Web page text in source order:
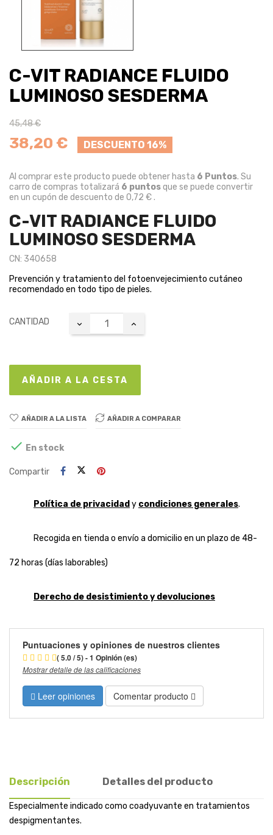
C-VIT RADIANCE FLUIDO
LUMINOSO SESDERMA
45,48 €
38,20 € DESCUENTO 16%
Al comprar este producto puede obtener hasta 6 Puntos. Su
carro de compras totalizará 6 puntosque se puede convertir
en un cupón de descuento de 0,72 €.
C-VIT RADIANCE FLUIDO
LUMINOSO SESDERMA
CN: 340658
Prevención y tratamiento del fotoenvejecimiento cutáneo
recomendado en todo tipo de pieles.
CANTIDAD
AÑADIR A LA CESTA
AÑADIR A LA LISTA AÑADIR A COMPARAR
 En stock
Compartir
Política de privacidady condiciones generales.
Recogida en tienda o envío a domicilio en un plazo de 48-
72 horas (días laborables)
Derecho de desistimiento y devoluciones
Puntuaciones y opiniones de nuestros clientes
( 5.0 / 5) - 1 Opinión (es)
Mostrar detalle de las calificaciones
Leer opiniones Comentar producto
Descripción Detalles del producto
Especialmente indicado como coadyuvante en tratamientos
despigmentantes.